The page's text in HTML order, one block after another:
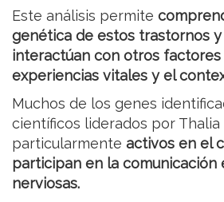
Este análisis permite
genética de estos trastornos
interactúan con otros factores
experiencias vitales y el
Muchos de los genes
científicos liderados por Thalia
particularmente activos en el
participan en la comunicación
nerviosas.